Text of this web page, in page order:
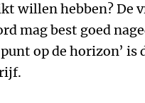
willen hebben? De
mag best goed
op de horizon’ is